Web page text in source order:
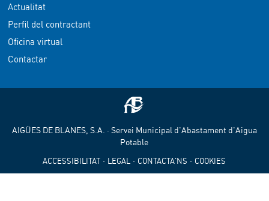
Actualitat
Perfil del contractant
Oficina virtual
Contactar
AIGÜES DE BLANES, S.A. · Servei Municipal d'Abastament d'Aigua
Potable
ACCESSIBILITAT · LEGAL · CONTACTA'NS · COOKIES